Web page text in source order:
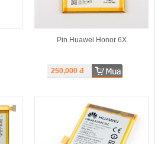
Pin Huawei Honor 6X
250,000đ